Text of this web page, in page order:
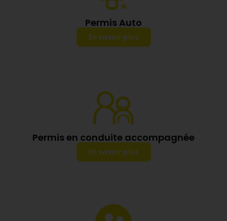
Permis Auto
En savoir plus
Permis en conduite accompagnée
En savoir plus